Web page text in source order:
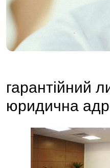
гарантійний
юридична